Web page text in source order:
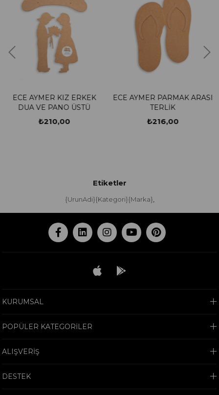
ERKEK
ÜSTÜ
ECE AYMER PARMAK ARASI
TERLİK
ECE AYMER
Etiketler
{UrunAdi}{Kategori}{Marka},
KURUMSAL
POPÜLER KATEGORİLER
ALIŞVERİŞ
DESTEK